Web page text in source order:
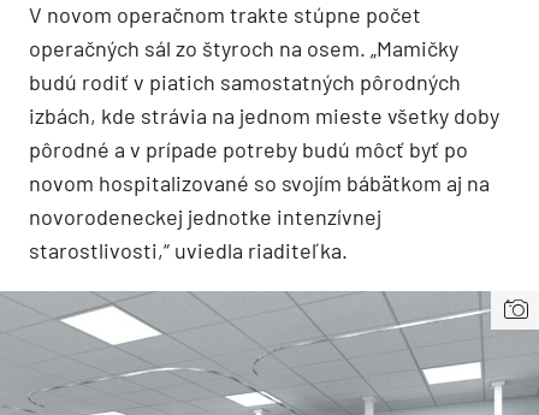
V novom operačnom trakte stúpne počet
operačných sál zo štyroch na osem. „Mamičky
budú rodiť v piatich samostatných pôrodných
izbách, kde strávia na jednom mieste všetky doby
pôrodné a v prípade potreby budú môcť byť po
novom hospitalizované so svojím bábätkom aj na
novorodeneckej jednotke intenzívnej
starostlivosti,“ uviedla riaditeľka.